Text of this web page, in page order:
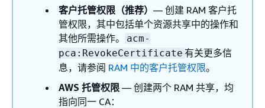
客户托管权限（推荐） — 创建 RAM 客户托
管权限，其中包括单个资源共享中的操作和
其他所需操作。
acm-
pca:RevokeCertificate 有关更多信
息，请参阅 RAM 中的客户托管权限。
AWS 托管权限 — 创建两个 RAM 共享，均
指向同一 CA：